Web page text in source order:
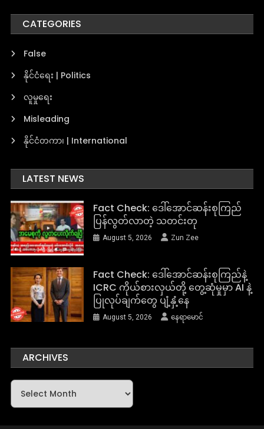
CATEGORIES
False
နိုင်ငံရေး | Politics
လူမှုရေး
Misleading
နိုင်ငံတကာ၊ | International
LATEST NEWS
Fact Check: ဒေါ်အောင်ဆန်းစုကြည်
ပြန်လွတ်လာတဲ့ သတင်းတု
August 5, 2026 Zun Zee
Fact Check: ဒေါ်အောင်ဆန်းစုကြည်နဲ့
ICRC ကိုယ်စားလှယ်တို့ တွေ့ဆုံမှုမှာ AI နဲ့
ပြုလုပ်ချက်တွေ ပျံ့နှံ့နေ
August 5, 2026 နေရာမောင်
ARCHIVES
Archives